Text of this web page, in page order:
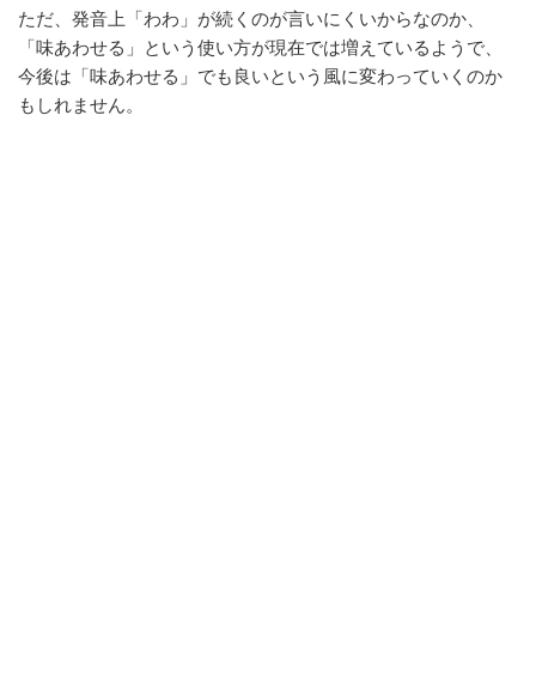
ただ、発音上「わわ」が続くのが言いにくいからなのか、
「味あわせる」という使い方が現在では増えているようで、
今後は「味あわせる」でも良いという風に変わっていくのか
もしれません。